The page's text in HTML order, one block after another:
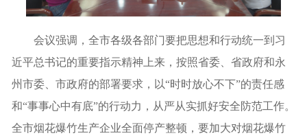
会议强调，全市各级各部门要把思想和行动统一到习
近平总书记的重要指示精神上来，按照省委、省政府和永
州市委、市政府的部署要求，以“时时放心不下”的责任感
和“事事心中有底”的行动力，从严从实抓好安全防范工作。
全市烟花爆竹生产企业全面停产整顿，要加大对烟花爆竹